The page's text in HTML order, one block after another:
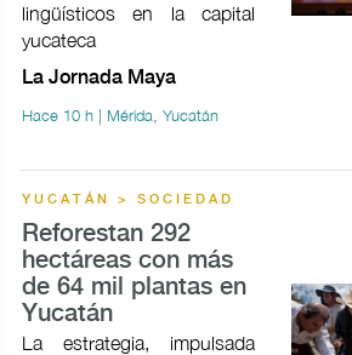
lingüísticos en la capital
yucateca
La Jornada Maya
Hace 10 h | Mérida, Yucatán
YUCATÁN > SOCIEDAD
Reforestan 292
hectáreas con más
de 64 mil plantas en
Yucatán
La estrategia, impulsada